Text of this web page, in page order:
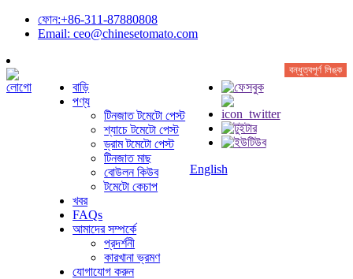
ফোন:+86-311-87880808
Email: ceo@chinesetomato.com
বন্ধুত্বপূর্ণ লিঙ্ক
বাড়ি
পণ্য
টিনজাত টমেটো পেস্ট
শ্যাচে টমেটো পেস্ট
ড্রাম টমেটো পেস্ট
টিনজাত মাছ
বোউলন কিউব
টমেটো কেচাপ
খবর
FAQs
আমাদের সম্পর্কে
প্রদর্শনী
কারখানা ভ্রমণ
যোগাযোগ করুন
English